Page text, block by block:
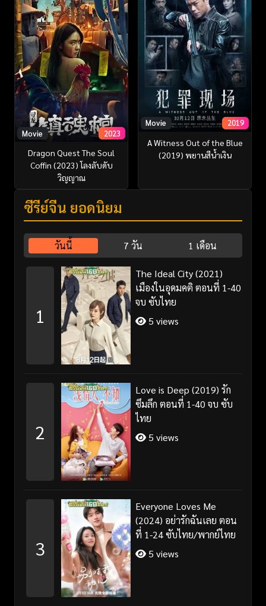
Movie 2023
Dragon Quest The Soul
Coffin (2023) โลงลับดับ
วิญญาณ
Movie 2019
A Witness Out of the Blue
(2019) พยานสีน้ำเงิน
ซีรี่ย์จีน ยอดนิยม
วันนี้ 7 วัน 1 เดือน
1
The Ideal City (2021)
เมืองในอุดมคติ ตอนที่ 1-40
จบ ซับไทย
5 views
2
Love is Deep (2019) รัก
ซึมลึก ตอนที่ 1-40 จบ ซับ
ไทย
5 views
3
Everyone Loves Me
(2024) อย่ารักฉันเลย ตอน
ที่ 1-24 ซับไทย/พากย์ไทย
5 views